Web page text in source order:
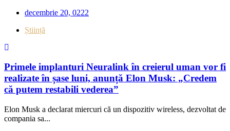
decembrie 20, 0222
Știință
Primele implanturi Neuralink în creierul uman vor fi
realizate în șase luni, anunță Elon Musk: „Credem
că putem restabili vederea”
Elon Musk a declarat miercuri că un dispozitiv wireless, dezvoltat de
compania sa...